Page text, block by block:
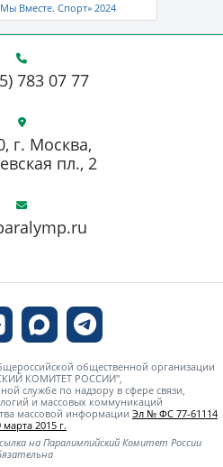
Вместе. Спорт» 2024
783 07 77
г. Москва,
пл., 2
общественной организации
КОМИТЕТ РОССИИ",
службе по надзору в сфере связи,
и массовых коммуникаций
массовой информации Эл № ФС 77-61114
марта 2015 г.
на Паралимпийский Комитет России